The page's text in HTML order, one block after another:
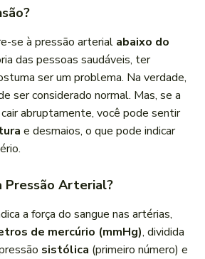
se à pressão arterial abaixo do
das pessoas saudáveis, ter
ser um problema. Na verdade,
ser considerado normal. Mas, se a
abruptamente, você pode sentir
e desmaios, o que pode indicar
Pressão Arterial?
a força do sangue nas artérias,
de mercúrio (mmHg), dividida
sistólica (primeiro número) e